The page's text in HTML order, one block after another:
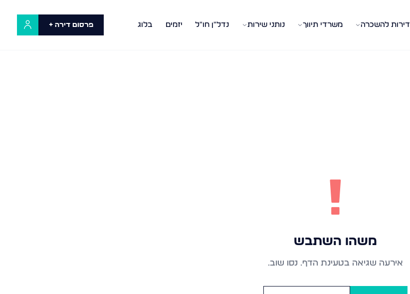
דירות להשכרה משרדי תיווך נותני שירות נדל"ן חו"ל יזמים בלוג פרסום דירה +
!
משהו השתבש
אירעה שגיאה בטעינת הדף. נסו שוב.